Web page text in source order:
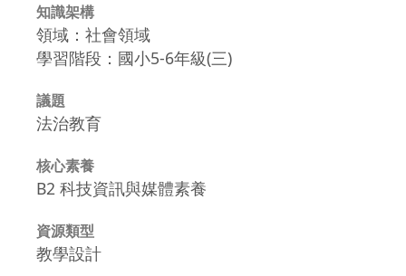
知識架構
領域：社會領域
學習階段：國小5-6年級(三)
議題
法治教育
核心素養
B2 科技資訊與媒體素養
資源類型
教學設計